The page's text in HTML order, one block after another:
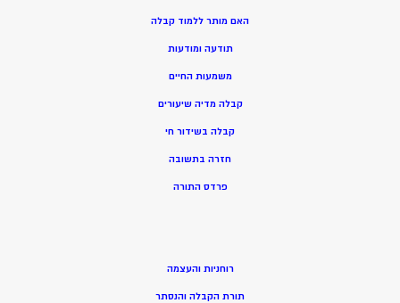
האם מותר ללמוד קבלה
תודעה ומודעות
משמעות החיים
קבלה מדיה שיעורים
קבלה בשידור חי
חזרה בתשובה
פרדס התורה
רוחניות והעצמה
תורת הקבלה והנסתר